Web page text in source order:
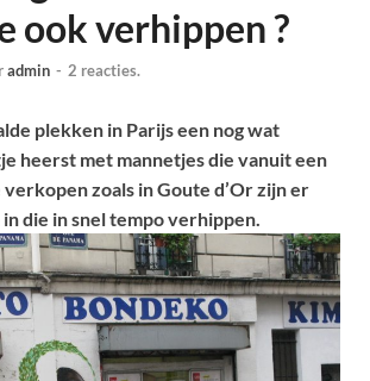
ook verhippen ?
admin - 2 reacties.
plekken in Parijs een nog wat
heerst met mannetjes die vanuit een
verkopen zoals in Goute d’Or zijn er
die in snel tempo verhippen.